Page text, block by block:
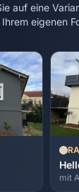
auf eine
eigenen
mit